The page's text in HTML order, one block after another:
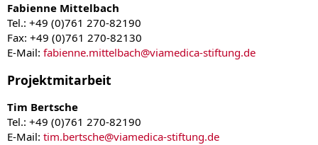
Fabienne Mittelbach
Tel.: +49 (0)761 270-82190
Fax: +49 (0)761 270-82130
E-Mail: fabienne.mittelbach@viamedica-stiftung.de
Projektmitarbeit
Tim Bertsche
Tel.: +49 (0)761 270-82190
E-Mail: tim.bertsche@viamedica-stiftung.de